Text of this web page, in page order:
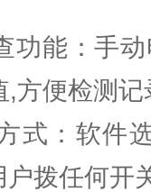
功能：手
方便检测
式：软件
拨任何开